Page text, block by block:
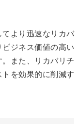
より迅速なリカバ
ジネス価値の高い
また、リカバリチ
を効果的に削減す